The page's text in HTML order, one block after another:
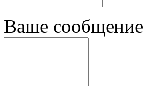
Ваше сообщение